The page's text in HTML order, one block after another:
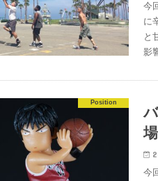
今
に
と
影
Position
今